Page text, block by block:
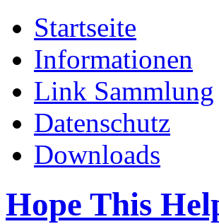
Startseite
Informationen
Link Sammlung
Datenschutz
Downloads
Hope This